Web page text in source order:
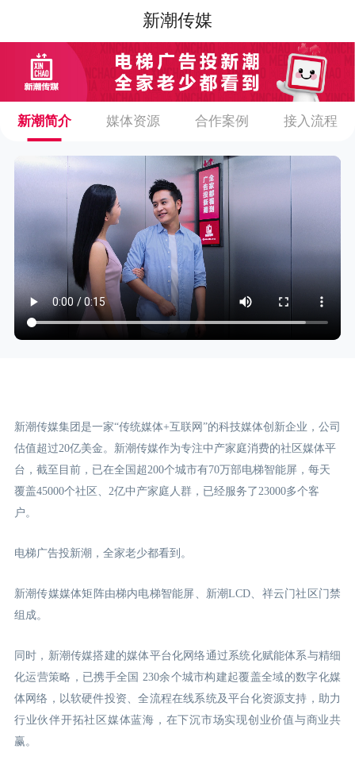
新潮传媒
新潮简介 媒体资源 合作案例 接入流程
新潮传媒集团是一家“传统媒体+互联网”的科技媒体创新企业，公司
估值超过20亿美金。新潮传媒作为专注中产家庭消费的社区媒体平
台，截至目前，已在全国超200个城市有70万部电梯智能屏，每天
覆盖45000个社区、2亿中产家庭人群，已经服务了23000多个客
户。
电梯广告投新潮，全家老少都看到。
新潮传媒媒体矩阵由梯内电梯智能屏、新潮LCD、祥云门社区门禁
组成。
同时，新潮传媒搭建的媒体平台化网络通过系统化赋能体系与精细
化运营策略，已携手全国 230余个城市构建起覆盖全域的数字化媒
体网络，以软硬件投资、全流程在线系统及平台化资源支持，助力
行业伙伴开拓社区媒体蓝海，在下沉市场实现创业价值与商业共
赢。